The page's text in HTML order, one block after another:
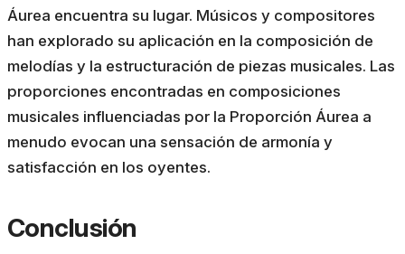
Áurea encuentra su lugar. Músicos y compositores
han explorado su aplicación en la composición de
melodías y la estructuración de piezas musicales. Las
proporciones encontradas en composiciones
musicales influenciadas por la Proporción Áurea a
menudo evocan una sensación de armonía y
satisfacción en los oyentes.
Conclusión